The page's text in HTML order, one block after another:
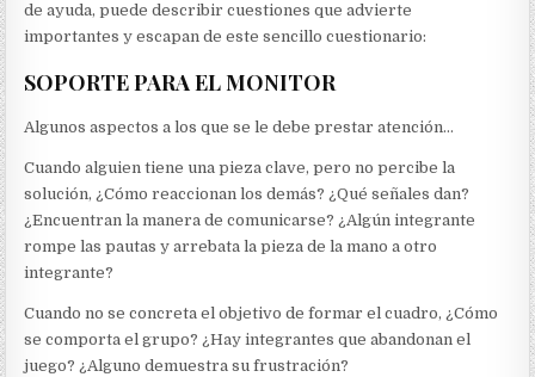
de ayuda, puede describir cuestiones que advierte
importantes y escapan de este sencillo cuestionario:
SOPORTE PARA EL MONITOR
Algunos aspectos a los que se le debe prestar atención…
Cuando alguien tiene una pieza clave, pero no percibe la
solución, ¿Cómo reaccionan los demás? ¿Qué señales dan?
¿Encuentran la manera de comunicarse? ¿Algún integrante
rompe las pautas y arrebata la pieza de la mano a otro
integrante?
Cuando no se concreta el objetivo de formar el cuadro, ¿Cómo
se comporta el grupo? ¿Hay integrantes que abandonan el
juego? ¿Alguno demuestra su frustración?